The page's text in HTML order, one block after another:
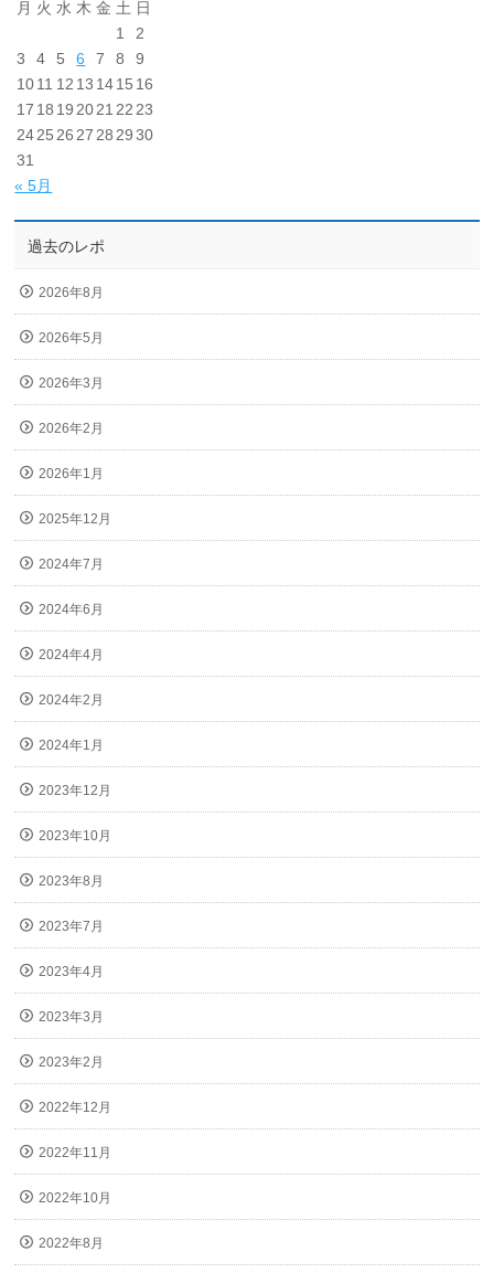
月 火 水 木 金 土 日
1
2
3
4 5 6 7 8
9
1011 12 13 1415 16
17 18 19 2021 22 23
2425 26 27 28 29 30
31
« 5月
過去のレポ
2026年8月
2026年5月
2026年3月
2026年2月
2026年1月
2025年12月
2024年7月
2024年6月
2024年4月
2024年2月
2024年1月
2023年12月
2023年10月
2023年8月
2023年7月
2023年4月
2023年3月
2023年2月
2022年12月
2022年11月
2022年10月
2022年8月